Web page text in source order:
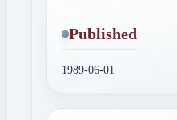
Published
1989-06-01